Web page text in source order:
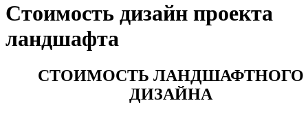
Стоимость дизайн проекта
ландшафта
СТОИМОСТЬ ЛАНДШАФТНОГО
ДИЗАЙНА